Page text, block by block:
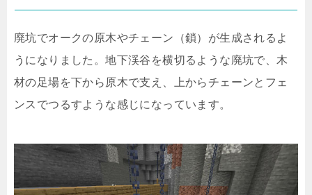
廃坑でオークの原木やチェーン（鎖）が生成されるよ
うになりました。地下渓谷を横切るような廃坑で、木
材の足場を下から原木で支え、上からチェーンとフェ
ンスでつるすような感じになっています。